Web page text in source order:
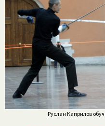
Руслан Каприлов